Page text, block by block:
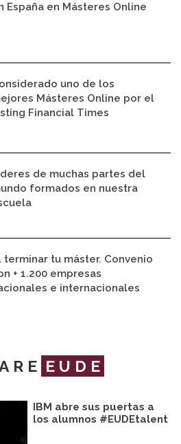
España en Másteres Online
uno de los
Másteres Online por el
Financial Times
de muchas partes del
formados en nuestra
terminar tu máster. Convenio
+ 1.200 empresas
e internacionales
EUDE
IBM abre sus puertas a
los alumnos #EUDEtalent